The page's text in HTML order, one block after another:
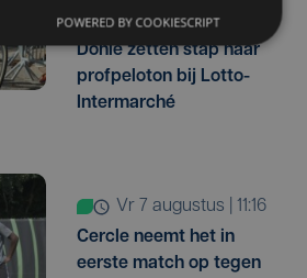
Vaneeckhoutte en Milan
Donie zetten stap naar
profpeloton bij Lotto-
Intermarché
vr 7 augustus | 11:16
Cercle neemt het in
eerste match op tegen
POWERED BY COOKIESCRIPT